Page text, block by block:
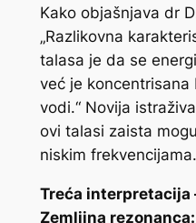
Kako objašnjava dr
„Razlikovna
talasa je da se
već je koncentrisana
vodi.“ Novija
ovi talasi zaista
niskim frekvencijama.
Treća interpretacija
Zemljina rezonanca: